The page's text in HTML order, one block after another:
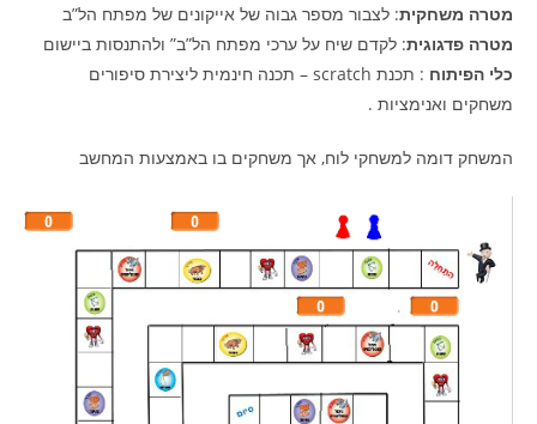
מטרה משחקית: לצבור מספר גבוה של אייקונים של מפתח הל”ב
מטרה פדגוגית: לקדם שיח על ערכי מפתח הל”ב” ולהתנסות ביישום
כלי הפיתוח
: תכנת scratch – תכנה חינמית ליצירת סיפורים
משחקים ואנימציות .
המשחק דומה למשחקי לוח, אך משחקים בו באמצעות המחשב